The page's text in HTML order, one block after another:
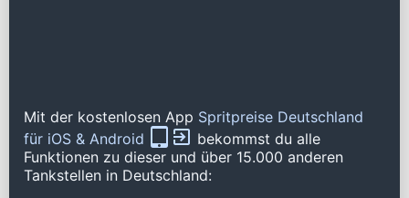
Mit der kostenlosen App Spritpreise Deutschland
für iOS & Android
bekommst du alle
Funktionen zu dieser und über 15.000 anderen
Tankstellen in Deutschland: